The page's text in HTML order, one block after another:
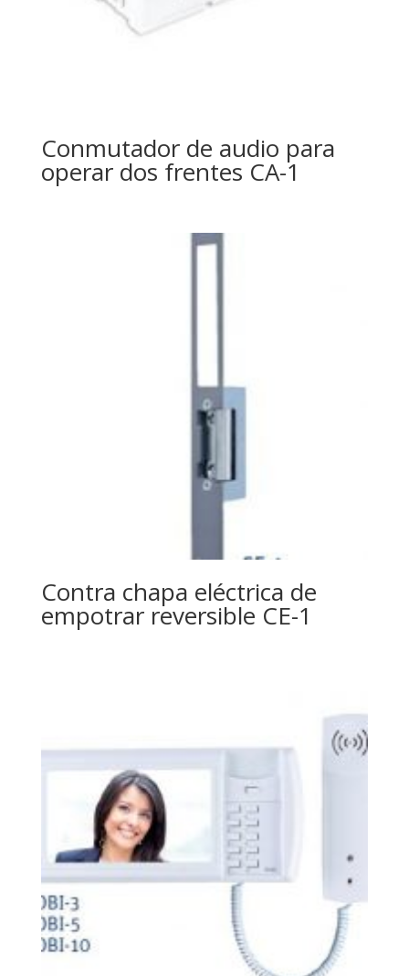
Conmutador de audio para
operar dos frentes CA-1
Contra chapa eléctrica de
empotrar reversible CE-1